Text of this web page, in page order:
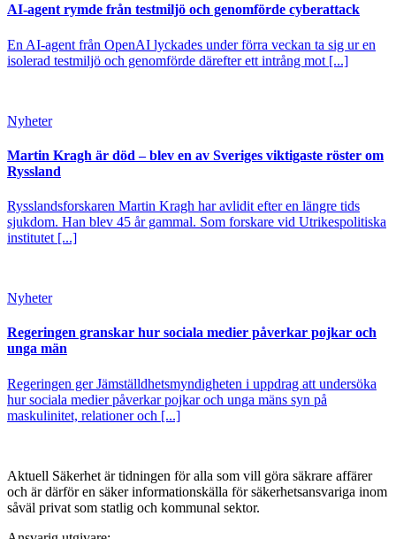
AI-agent rymde från testmiljö och genomförde cyberattack
En AI-agent från OpenAI lyckades under förra veckan ta sig ur en
isolerad testmiljö och genomförde därefter ett intrång mot [...]
Nyheter
Martin Kragh är död – blev en av Sveriges viktigaste röster om
Ryssland
Rysslandsforskaren Martin Kragh har avlidit efter en längre tids
sjukdom. Han blev 45 år gammal. Som forskare vid Utrikespolitiska
institutet [...]
Nyheter
Regeringen granskar hur sociala medier påverkar pojkar och
unga män
Regeringen ger Jämställdhetsmyndigheten i uppdrag att undersöka
hur sociala medier påverkar pojkar och unga mäns syn på
maskulinitet, relationer och [...]
Aktuell Säkerhet är tidningen för alla som vill göra säkrare affärer
och är därför en säker informationskälla för säkerhets­ansvariga inom
såväl privat som statlig och kommunal sektor.